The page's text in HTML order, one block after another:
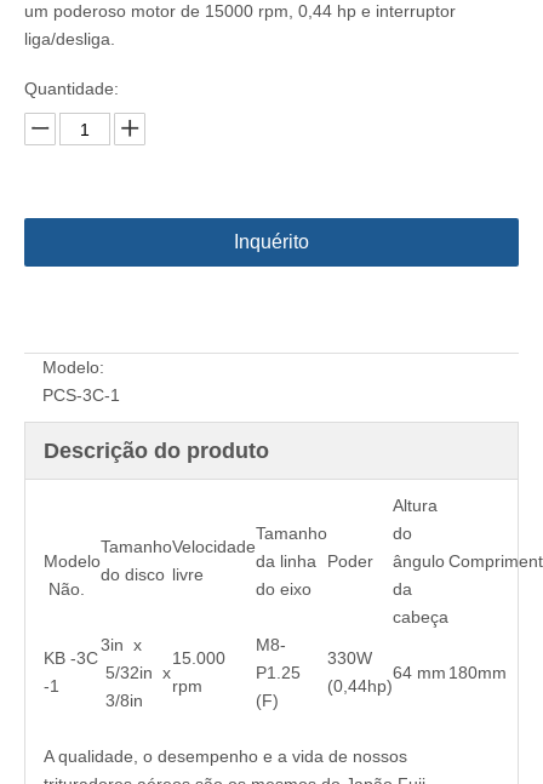
um poderoso motor de 15000 rpm, 0,44 hp e interruptor
liga/desliga.
Quantidade:
Inquérito
Modelo:
PCS-3C-1
Descrição do produto
Modelo
Não.
Tamanho
do disco
Velocidade
livre
Tamanho
da linha
do eixo
Poder
Altura
do
ângulo
da
cabeça
KB -3C
-1
3in x
5/32in x
3/8in
15.000
rpm
M8-
P1.25
(F)
330W
(0,44hp)
64 mm 180mm
A qualidade, o desempenho e a vida de nossos